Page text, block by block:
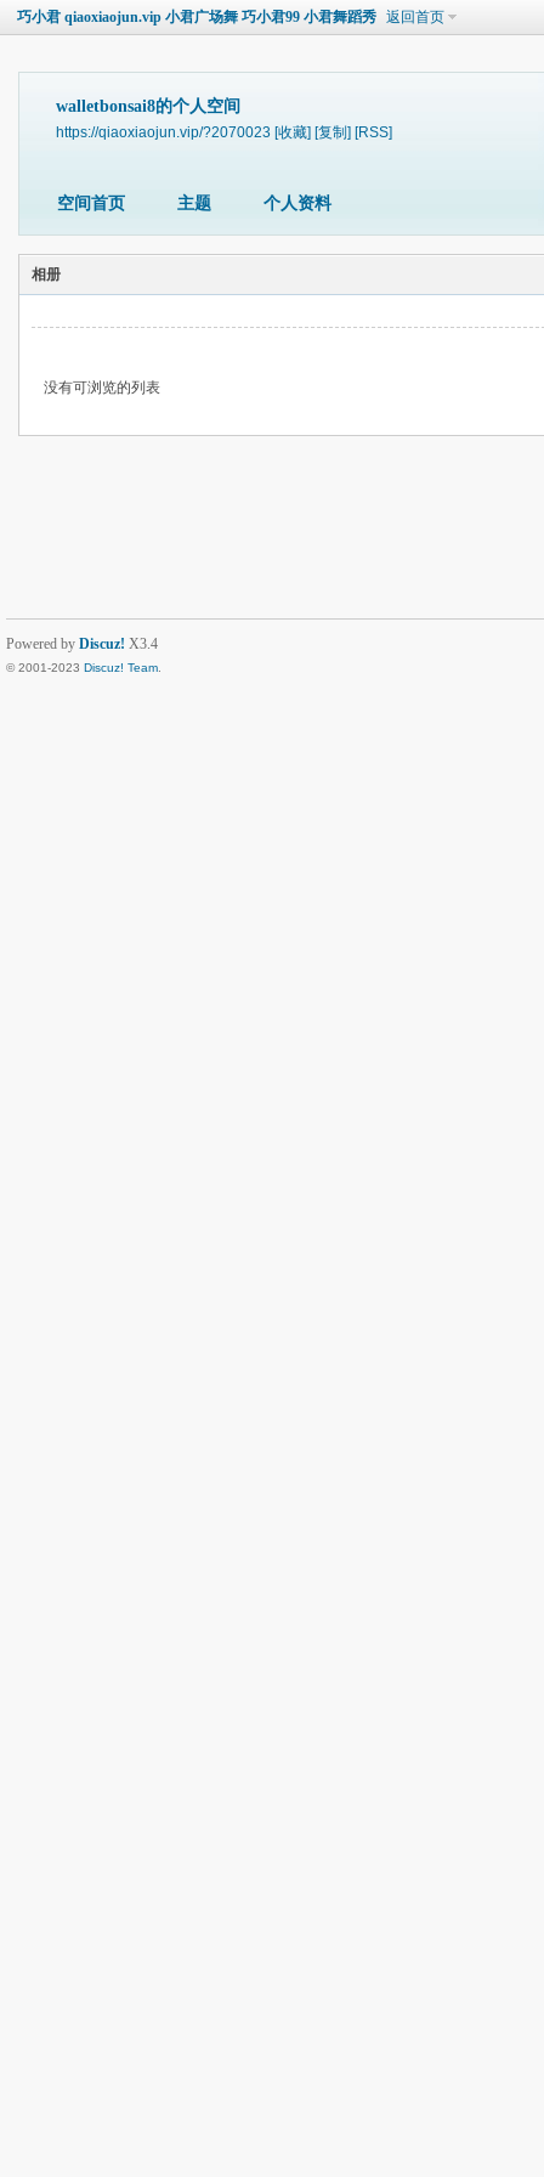
巧小君 qiaoxiaojun.vip 小君广场舞 巧小君99 小君舞蹈秀 返回首页
walletbonsai8的个人空间
https://qiaoxiaojun.vip/?2070023 [收藏] [复制] [RSS]
空间首页 主题 个人资料
相册
没有可浏览的列表
Powered by Discuz! X3.4
© 2001-2023 Discuz! Team